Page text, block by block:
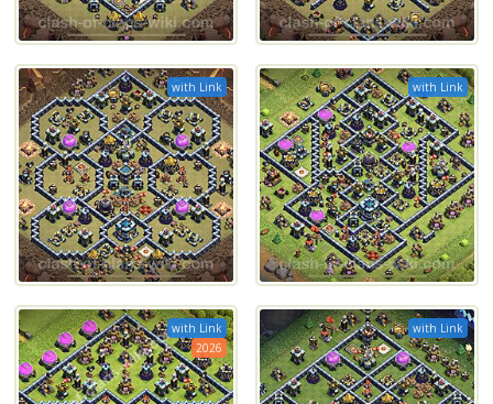
with Link with Link
with Link
2026
with Link